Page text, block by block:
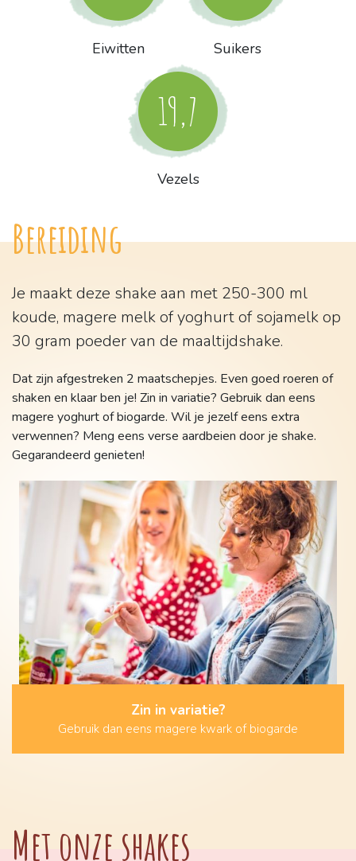
Eiwitten Suikers
19,7
Vezels
Bereiding
Je maakt deze shake aan met 250-300 ml
koude, magere melk of yoghurt of sojamelk op
30 gram poeder van de maaltijdshake.
Dat zijn afgestreken 2 maatschepjes. Even goed roeren of
shaken en klaar ben je! Zin in variatie? Gebruik dan eens
magere yoghurt of biogarde. Wil je jezelf eens extra
verwennen? Meng eens verse aardbeien door je shake.
Gegarandeerd genieten!
Zin in variatie?
Gebruik dan eens magere kwark of biogarde
Met onze shakes